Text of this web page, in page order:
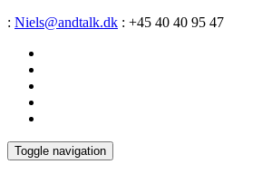
: Niels@andtalk.dk : +45 40 40 95 47
Toggle navigation